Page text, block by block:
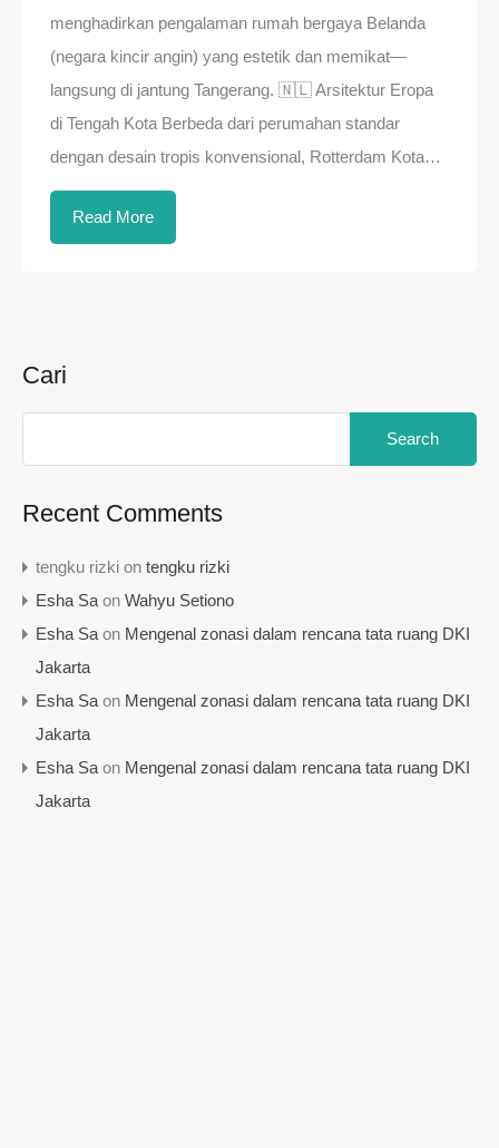
menghadirkan pengalaman rumah bergaya Belanda
(negara kincir angin) yang estetik dan memikat—
langsung di jantung Tangerang. 🇳🇱 Arsitektur Eropa
di Tengah Kota Berbeda dari perumahan standar
dengan desain tropis konvensional, Rotterdam Kota…
Read More
Cari
Recent Comments
tengku rizki on tengku rizki
Esha Sa on Wahyu Setiono
Esha Sa on Mengenal zonasi dalam rencana tata ruang DKI
Jakarta
Esha Sa on Mengenal zonasi dalam rencana tata ruang DKI
Jakarta
Esha Sa on Mengenal zonasi dalam rencana tata ruang DKI
Jakarta